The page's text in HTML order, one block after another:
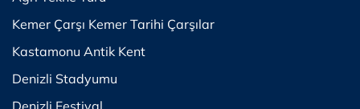
Kemer Çarşı Kemer Tarihi Çarşılar
Kastamonu Antik Kent
Denizli Stadyumu
Denizli Festival